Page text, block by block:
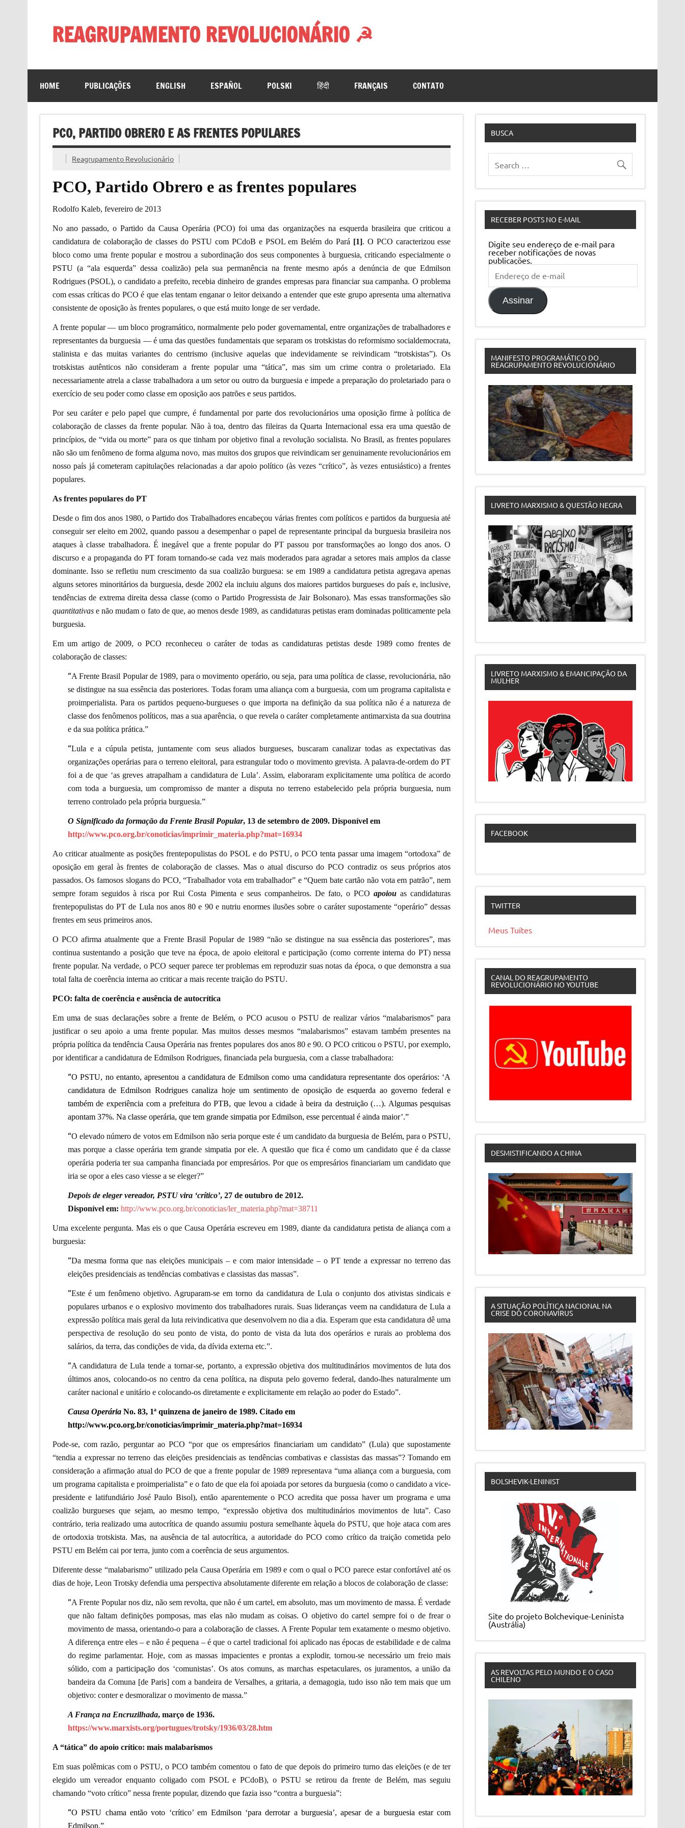
REAGRUPAMENTO REVOLUCIONÁRIO ☭
HOME PUBLICAÇÕES ENGLISH ESPAÑOL POLSKI हिंदी FRANÇAIS CONTATO
PCO, PARTIDO OBRERO E AS FRENTES POPULARES
Reagrupamento Revolucionário
PCO, Partido Obrero e as frentes populares
Rodolfo Kaleb, fevereiro de 2013
No ano passado, o Partido da Causa Operária (PCO) foi uma das organizações na esquerda brasileira que criticou a
candidatura de colaboração de classes do PSTU com PCdoB e PSOL em Belém do Pará [1]. O PCO caracterizou esse
bloco como uma frente popular e mostrou a subordinação dos seus componentes à burguesia, criticando especialmente o
PSTU (a “ala esquerda” dessa coalizão) pela sua permanência na frente mesmo após a denúncia de que Edmilson
Rodrigues (PSOL), o candidato a prefeito, recebia dinheiro de grandes empresas para financiar sua campanha. O problema
com essas críticas do PCO é que elas tentam enganar o leitor deixando a entender que este grupo apresenta uma alternativa
consistente de oposição às frentes populares, o que está muito longe de ser verdade.
A frente popular — um bloco programático, normalmente pelo poder governamental, entre organizações de trabalhadores e
representantes da burguesia — é uma das questões fundamentais que separam os trotskistas do reformismo socialdemocrata,
stalinista e das muitas variantes do centrismo (inclusive aquelas que indevidamente se reivindicam “trotskistas”). Os
trotskistas autênticos não consideram a frente popular uma “tática”, mas sim um crime contra o proletariado. Ela
necessariamente atrela a classe trabalhadora a um setor ou outro da burguesia e impede a preparação do proletariado para o
exercício de seu poder como classe em oposição aos patrões e seus partidos.
Por seu caráter e pelo papel que cumpre, é fundamental por parte dos revolucionários uma oposição firme à política de
colaboração de classes da frente popular. Não à toa, dentro das fileiras da Quarta Internacional essa era uma questão de
princípios, de “vida ou morte” para os que tinham por objetivo final a revolução socialista. No Brasil, as frentes populares
não são um fenômeno de forma alguma novo, mas muitos dos grupos que reivindicam ser genuinamente revolucionários em
nosso país já cometeram capitulações relacionadas a dar apoio político (às vezes “crítico”, às vezes entusiástico) a frentes
populares.
As frentes populares do PT
Desde o fim dos anos 1980, o Partido dos Trabalhadores encabeçou várias frentes com políticos e partidos da burguesia até
conseguir ser eleito em 2002, quando passou a desempenhar o papel de representante principal da burguesia brasileira nos
ataques à classe trabalhadora. É inegável que a frente popular do PT passou por transformações ao longo dos anos. O
discurso e a propaganda do PT foram tornando-se cada vez mais moderados para agradar a setores mais amplos da classe
dominante. Isso se refletiu num crescimento da sua coalizão burguesa: se em 1989 a candidatura petista agregava apenas
alguns setores minoritários da burguesia, desde 2002 ela incluiu alguns dos maiores partidos burgueses do país e, inclusive,
tendências de extrema direita dessa classe (como o Partido Progressista de Jair Bolsonaro). Mas essas transformações são
quantitativas e não mudam o fato de que, ao menos desde 1989, as candidaturas petistas eram dominadas politicamente pela
burguesia.
Em um artigo de 2009, o PCO reconheceu o caráter de todas as candidaturas petistas desde 1989 como frentes de
colaboração de classes:
“A Frente Brasil Popular de 1989, para o movimento operário, ou seja, para uma política de classe, revolucionária, não
se distingue na sua essência das posteriores. Todas foram uma aliança com a burguesia, com um programa capitalista e
proimperialista. Para os partidos pequeno-burgueses o que importa na definição da sua política não é a natureza de
classe dos fenômenos políticos, mas a sua aparência, o que revela o caráter completamente antimarxista da sua doutrina
e da sua política prática.”
“Lula e a cúpula petista, juntamente com seus aliados burgueses, buscaram canalizar todas as expectativas das
organizações operárias para o terreno eleitoral, para estrangular todo o movimento grevista. A palavra-de-ordem do PT
foi a de que ‘as greves atrapalham a candidatura de Lula’. Assim, elaboraram explicitamente uma política de acordo
com toda a burguesia, um compromisso de manter a disputa no terreno estabelecido pela própria burguesia, num
terreno controlado pela própria burguesia.”
O Significado da formação da Frente Brasil Popular, 13 de setembro de 2009. Disponível em
http://www.pco.org.br/conoticias/imprimir_materia.php?mat=16934
Ao criticar atualmente as posições frentepopulistas do PSOL e do PSTU, o PCO tenta passar uma imagem “ortodoxa” de
oposição em geral às frentes de colaboração de classes. Mas o atual discurso do PCO contradiz os seus próprios atos
passados. Os famosos slogans do PCO, “Trabalhador vota em trabalhador” e “Quem bate cartão não vota em patrão”, nem
sempre foram seguidos à risca por Rui Costa Pimenta e seus companheiros. De fato, o PCOapoiouas candidaturas
frentepopulistas do PT de Lula nos anos 80 e 90 e nutriu enormes ilusões sobre o caráter supostamente “operário” dessas
frentes em seus primeiros anos.
O PCO afirma atualmente que a Frente Brasil Popular de 1989 “não se distingue na sua essência das posteriores”, mas
continua sustentando a posição que teve na época, de apoio eleitoral e participação (como corrente interna do PT) nessa
frente popular. Na verdade, o PCO sequer parece ter problemas em reproduzir suas notas da época, o que demonstra a sua
total falta de coerência interna ao criticar a mais recente traição do PSTU.
PCO: falta de coerência e ausência de autocrítica
Em uma de suas declarações sobre a frente de Belém, o PCO acusou o PSTU de realizar vários “malabarismos” para
justificar o seu apoio a uma frente popular. Mas muitos desses mesmos “malabarismos” estavam também presentes na
própria política da tendência Causa Operária nas frentes populares dos anos 80 e 90. O PCO criticou o PSTU, por exemplo,
por identificar a candidatura de Edmilson Rodrigues, financiada pela burguesia, com a classe trabalhadora:
“O PSTU, no entanto, apresentou a candidatura de Edmilson como uma candidatura representante dos operários: ‘A
candidatura de Edmilson Rodrigues canaliza hoje um sentimento de oposição de esquerda ao governo federal e
também de experiência com a prefeitura do PTB, que levou a cidade à beira da destruição (…). Algumas pesquisas
apontam 37%. Na classe operária, que tem grande simpatia por Edmilson, esse percentual é ainda maior’.”
“O elevado número de votos em Edmilson não seria porque este é um candidato da burguesia de Belém, para o PSTU,
mas porque a classe operária tem grande simpatia por ele. A questão que fica é como um candidato que é da classe
operária poderia ter sua campanha financiada por empresários. Por que os empresários financiariam um candidato que
iria se opor a eles caso viesse a se eleger?”
Depois de eleger vereador, PSTU vira ‘crítico’, 27 de outubro de 2012.
Disponível em: http://www.pco.org.br/conoticias/ler_materia.php?mat=38711
Uma excelente pergunta. Mas eis o que Causa Operária escreveu em 1989, diante da candidatura petista de aliança com a
burguesia:
“Da mesma forma que nas eleições municipais – e com maior intensidade – o PT tende a expressar no terreno das
eleições presidenciais as tendências combativas e classistas das massas”.
“Este é um fenômeno objetivo. Agruparam-se em torno da candidatura de Lula o conjunto dos ativistas sindicais e
populares urbanos e o explosivo movimento dos trabalhadores rurais. Suas lideranças veem na candidatura de Lula a
expressão política mais geral da luta reivindicativa que desenvolvem no dia a dia. Esperam que esta candidatura dê uma
perspectiva de resolução do seu ponto de vista, do ponto de vista da luta dos operários e rurais ao problema dos
salários, da terra, das condições de vida, da dívida externa etc.”.
“A candidatura de Lula tende a tornar-se, portanto, a expressão objetiva dos multitudinários movimentos de luta dos
últimos anos, colocando-os no centro da cena política, na disputa pelo governo federal, dando-lhes naturalmente um
caráter nacional e unitário e colocando-os diretamente e explicitamente em relação ao poder do Estado”.
Causa Operária No. 83, 1ª quinzena de janeiro de 1989. Citado em
http://www.pco.org.br/conoticias/imprimir_materia.php?mat=16934
Pode-se, com razão, perguntar ao PCO “por que os empresários financiariam um candidato” (Lula) que supostamente
“tendia a expressar no terreno das eleições presidenciais as tendências combativas e classistas das massas”? Tomando em
consideração a afirmação atual do PCO de que a frente popular de 1989 representava “uma aliança com a burguesia, com
um programa capitalista e proimperialista” e o fato de que ela foi apoiada por setores da burguesia (como o candidato a vice-
presidente e latifundiário José Paulo Bisol), então aparentemente o PCO acredita que possa haver um programa e uma
coalizão burgueses que sejam, ao mesmo tempo, “expressão objetiva dos multitudinários movimentos de luta”. Caso
contrário, teria realizado uma autocrítica de quando assumiu postura semelhante àquela do PSTU, que hoje ataca com ares
de ortodoxia trotskista. Mas, na ausência de tal autocrítica, a autoridade do PCO como crítico da traição cometida pelo
PSTU em Belém cai por terra, junto com a coerência de seus argumentos.
Diferente desse “malabarismo” utilizado pela Causa Operária em 1989 e com o qual o PCO parece estar confortável até os
dias de hoje, Leon Trotsky defendia uma perspectiva absolutamente diferente em relação a blocos de colaboração de classe:
“A Frente Popular nos diz, não sem revolta, que não é um cartel, em absoluto, mas um movimento de massa. É verdade
que não faltam definições pomposas, mas elas não mudam as coisas. O objetivo do cartel sempre foi o de frear o
movimento de massa, orientando-o para a colaboração de classes. A Frente Popular tem exatamente o mesmo objetivo.
A diferença entre eles – e não é pequena – é que o cartel tradicional foi aplicado nas épocas de estabilidade e de calma
do regime parlamentar. Hoje, com as massas impacientes e prontas a explodir, tornou-se necessário um freio mais
sólido, com a participação dos ‘comunistas’. Os atos comuns, as marchas espetaculares, os juramentos, a união da
bandeira da Comuna [de Paris] com a bandeira de Versalhes, a gritaria, a demagogia, tudo isso não tem mais que um
objetivo: conter e desmoralizar o movimento de massa.”
A França na Encruzilhada, março de 1936.
https://www.marxists.org/portugues/trotsky/1936/03/28.htm
A “tática” do apoio crítico: mais malabarismos
Em suas polêmicas com o PSTU, o PCO também comentou o fato de que depois do primeiro turno das eleições (e de ter
elegido um vereador enquanto coligado com PSOL e PCdoB), o PSTU se retirou da frente de Belém, mas seguiu
chamando “voto crítico” nessa frente popular, dizendo que fazia isso “contra a burguesia”:
“O PSTU chama então voto ‘crítico’ em Edmilson ‘para derrotar a burguesia’, apesar de a burguesia estar com
Edmilson.”
BUSCA
RECEBER POSTS NO E-MAIL
Digite seu endereço de e-mail para
receber notificações de novas
publicações.
Endereço
de
e-
mail
Assinar
MANIFESTO PROGRAMÁTICO DO
REAGRUPAMENTO REVOLUCIONÁRIO
LIVRETO MARXISMO & QUESTÃO NEGRA
LIVRETO MARXISMO & EMANCIPAÇÃO DA
MULHER
FACEBOOK
TWITTER
Meus Tuítes
CANAL DO REAGRUPAMENTO
REVOLUCIONÁRIO NO YOUTUBE
DESMISTIFICANDO A CHINA
A SITUAÇÃO POLÍTICA NACIONAL NA
CRISE DO CORONAVÍRUS
BOLSHEVIK-LENINIST
Site do projeto Bolchevique-Leninista
(Austrália)
AS REVOLTAS PELO MUNDO E O CASO
CHILENO